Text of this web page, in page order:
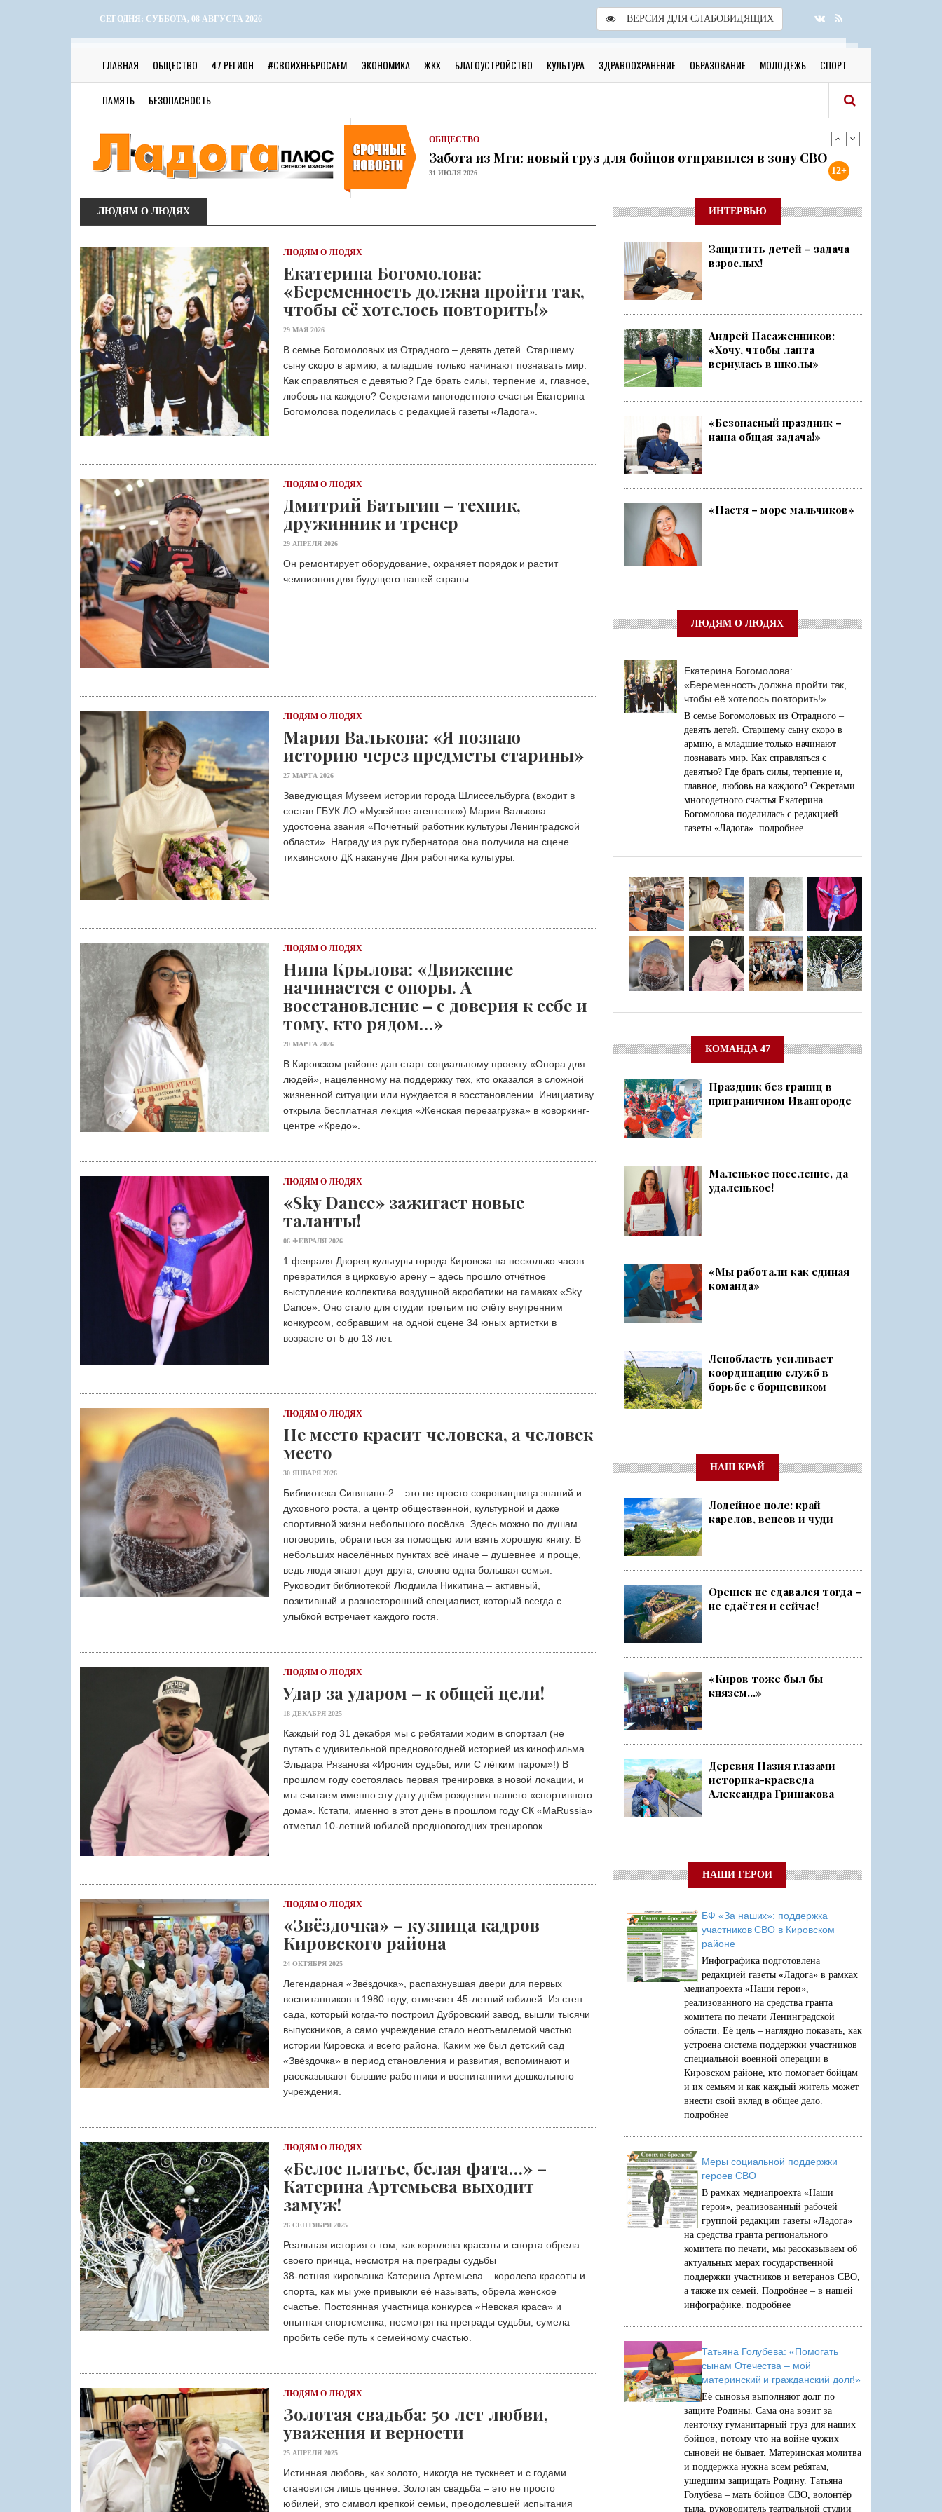
СЕГОДНЯ: СУББОТА, 08 АВГУСТА 2026 ВЕРСИЯ ДЛЯ СЛАБОВИДЯЩИХ
ГЛАВНАЯ ОБЩЕСТВО 47 РЕГИОН #СВОИХНЕБРОСАЕМ ЭКОНОМИКА ЖКХ БЛАГОУСТРОЙСТВО КУЛЬТУРА ЗДРАВООХРАНЕНИЕ ОБРАЗОВАНИЕ МОЛОДЕЖЬ СПОРТ
ПАМЯТЬ БЕЗОПАСНОСТЬ
Скоро в школу!
ОБЩЕСТВО
Забота из Мги: новый груз для бойцов отправился в зону СВО
31 ИЮЛЯ 2026
Учреждения культуры района готовы к новому учебному году
Шлиссельбург не сдался: правда о 500 днях стойкости и бое...
30 ИЮЛЯ 2026
ОБЩЕСТВО
С рабочим визитом в Кировский район
Особенный спортивно-туристский слёт
29 ИЮЛЯ 2026
ОБЩЕСТВО
Юлия Бахир в составе сборной Ленобласти стала серебряным ...
27 ИЮЛЯ 2026
Трудовой отряд: делаем город чище, а себя — каждый раз ещ...
27 ИЮЛЯ 2026
Новоселье в поселке Синявино
ОБЩЕСТВО
24 ИЮЛЯ 2026
ОБЩЕСТВО
12+
ЛЮДЯМ О ЛЮДЯХ
ЛЮДЯМ О ЛЮДЯХ
Екатерина Богомолова:
«Беременность должна пройти так,
чтобы её хотелось повторить!»
29 МАЯ 2026
В семье Богомоловых из Отрадного – девять детей. Старшему
сыну скоро в армию, а младшие только начинают познавать мир.
Как справляться с девятью? Где брать силы, терпение и, главное,
любовь на каждого? Секретами многодетного счастья Екатерина
Богомолова поделилась с редакцией газеты «Ладога».
ЛЮДЯМ О ЛЮДЯХ
Дмитрий Батыгин – техник,
дружинник и тренер
29 АПРЕЛЯ 2026
Он ремонтирует оборудование, охраняет порядок и растит
чемпионов для будущего нашей страны
ЛЮДЯМ О ЛЮДЯХ
Мария Валькова: «Я познаю
историю через предметы старины»
27 МАРТА 2026
Заведующая Музеем истории города Шлиссельбурга (входит в
состав ГБУК ЛО «Музейное агентство») Мария Валькова
удостоена звания «Почётный работник культуры Ленинградской
области». Награду из рук губернатора она получила на сцене
тихвинского ДК накануне Дня работника культуры.
ЛЮДЯМ О ЛЮДЯХ
Нина Крылова: «Движение
начинается с опоры. А
восстановление – с доверия к себе и
тому, кто рядом…»
20 МАРТА 2026
В Кировском районе дан старт социальному проекту «Опора для
людей», нацеленному на поддержку тех, кто оказался в сложной
жизненной ситуации или нуждается в восстановлении. Инициативу
открыла бесплатная лекция «Женская перезагрузка» в коворкинг-
центре «Кредо».
ЛЮДЯМ О ЛЮДЯХ
«Sky Dance» зажигает новые
таланты!
06 ФЕВРАЛЯ 2026
1 февраля Дворец культуры города Кировска на несколько часов
превратился в цирковую арену – здесь прошло отчётное
выступление коллектива воздушной акробатики на гамаках «Sky
Dance». Оно стало для студии третьим по счёту внутренним
конкурсом, собравшим на одной сцене 34 юных артистки в
возрасте от 5 до 13 лет.
ЛЮДЯМ О ЛЮДЯХ
Не место красит человека, а человек
место
30 ЯНВАРЯ 2026
Библиотека Синявино-2 – это не просто сокровищница знаний и
духовного роста, а центр общественной, культурной и даже
спортивной жизни небольшого посёлка. Здесь можно по душам
поговорить, обратиться за помощью или взять хорошую книгу. В
небольших населённых пунктах всё иначе – душевнее и проще,
ведь люди знают друг друга, словно одна большая семья.
Руководит библиотекой Людмила Никитина – активный,
позитивный и разносторонний специалист, который всегда с
улыбкой встречает каждого гостя.
ЛЮДЯМ О ЛЮДЯХ
Удар за ударом – к общей цели!
18 ДЕКАБРЯ 2025
Каждый год 31 декабря мы с ребятами ходим в спортзал (не
путать с удивительной предновогодней историей из кинофильма
Эльдара Рязанова «Ирония судьбы, или С лёгким паром»!) В
прошлом году состоялась первая тренировка в новой локации, и
мы считаем именно эту дату днём рождения нашего «спортивного
дома». Кстати, именно в этот день в прошлом году СК «МаRussia»
отметил 10-летний юбилей предновогодних тренировок.
ЛЮДЯМ О ЛЮДЯХ
«Звёздочка» – кузница кадров
Кировского района
24 ОКТЯБРЯ 2025
Легендарная «Звёздочка», распахнувшая двери для первых
воспитанников в 1980 году, отмечает 45-летний юбилей. Из стен
сада, который когда-то построил Дубровский завод, вышли тысячи
выпускников, а само учреждение стало неотъемлемой частью
истории Кировска и всего района. Каким же был детский сад
«Звёздочка» в период становления и развития, вспоминают и
рассказывают бывшие работники и воспитанники дошкольного
учреждения.
ЛЮДЯМ О ЛЮДЯХ
«Белое платье, белая фата…» –
Катерина Артемьева выходит
замуж!
26 СЕНТЯБРЯ 2025
Реальная история о том, как королева красоты и спорта обрела
своего принца, несмотря на преграды судьбы
38-летняя кировчанка Катерина Артемьева – королева красоты и
спорта, как мы уже привыкли её называть, обрела женское
счастье. Постоянная участница конкурса «Невская краса» и
опытная спортсменка, несмотря на преграды судьбы, сумела
пробить себе путь к семейному счастью.
ЛЮДЯМ О ЛЮДЯХ
Золотая свадьба: 50 лет любви,
уважения и верности
25 АПРЕЛЯ 2025
Истинная любовь, как золото, никогда не тускнеет и с годами
становится лишь ценнее. Золотая свадьба – это не просто
юбилей, это символ крепкой семьи, преодолевшей испытания
ИНТЕРВЬЮ
Защитить детей – задача
взрослых!
Андрей Пасаженников:
«Хочу, чтобы лапта
вернулась в школы»
«Безопасный праздник –
наша общая задача!»
«Настя – море мальчиков»
ЛЮДЯМ О ЛЮДЯХ
Екатерина Богомолова:
«Беременность должна пройти так,
чтобы её хотелось повторить!»
В семье Богомоловых из Отрадного –
девять детей. Старшему сыну скоро в
армию, а младшие только начинают
познавать мир. Как справляться с
девятью? Где брать силы, терпение и,
главное, любовь на каждого? Секретами
многодетного счастья Екатерина
Богомолова поделилась с редакцией
газеты «Ладога». подробнее
КОМАНДА 47
Праздник без границ в
приграничном Ивангороде
Маленькое поселение, да
удаленькое!
«Мы работали как единая
команда»
Ленобласть усиливает
координацию служб в
борьбе с борщевиком
НАШ КРАЙ
Лодейное поле: край
карелов, вепсов и чуди
Орешек не сдавался тогда –
не сдаётся и сейчас!
«Киров тоже был бы
князем...»
Деревня Назия глазами
историка-краеведа
Александра Гришакова
НАШИ ГЕРОИ
БФ «За наших»: поддержка
участников СВО в Кировском
районе
Инфографика подготовлена
редакцией газеты «Ладога» в рамках
медиапроекта «Наши герои»,
реализованного на средства гранта
комитета по печати Ленинградской
области. Её цель – наглядно показать, как
устроена система поддержки участников
специальной военной операции в
Кировском районе, кто помогает бойцам
и их семьям и как каждый житель может
внести свой вклад в общее дело.
подробнее
Меры социальной поддержки
героев СВО
В рамках медиапроекта «Наши
герои», реализованный рабочей
группой редакции газеты «Ладога»
на средства гранта регионального
комитета по печати, мы рассказываем об
актуальных мерах государственной
поддержки участников и ветеранов СВО,
а также их семей. Подробнее – в нашей
инфографике. подробнее
Татьяна Голубева: «Помогать
сынам Отечества – мой
материнский и гражданский долг!»
Её сыновья выполняют долг по
защите Родины. Сама она возит за
ленточку гуманитарный груз для наших
бойцов, потому что на войне чужих
сыновей не бывает. Материнская молитва
и поддержка нужна всем ребятам,
ушедшим защищать Родину. Татьяна
Голубева – мать бойцов СВО, волонтёр
тыла, руководитель театральной студии